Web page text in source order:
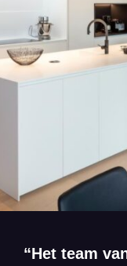
“Het team